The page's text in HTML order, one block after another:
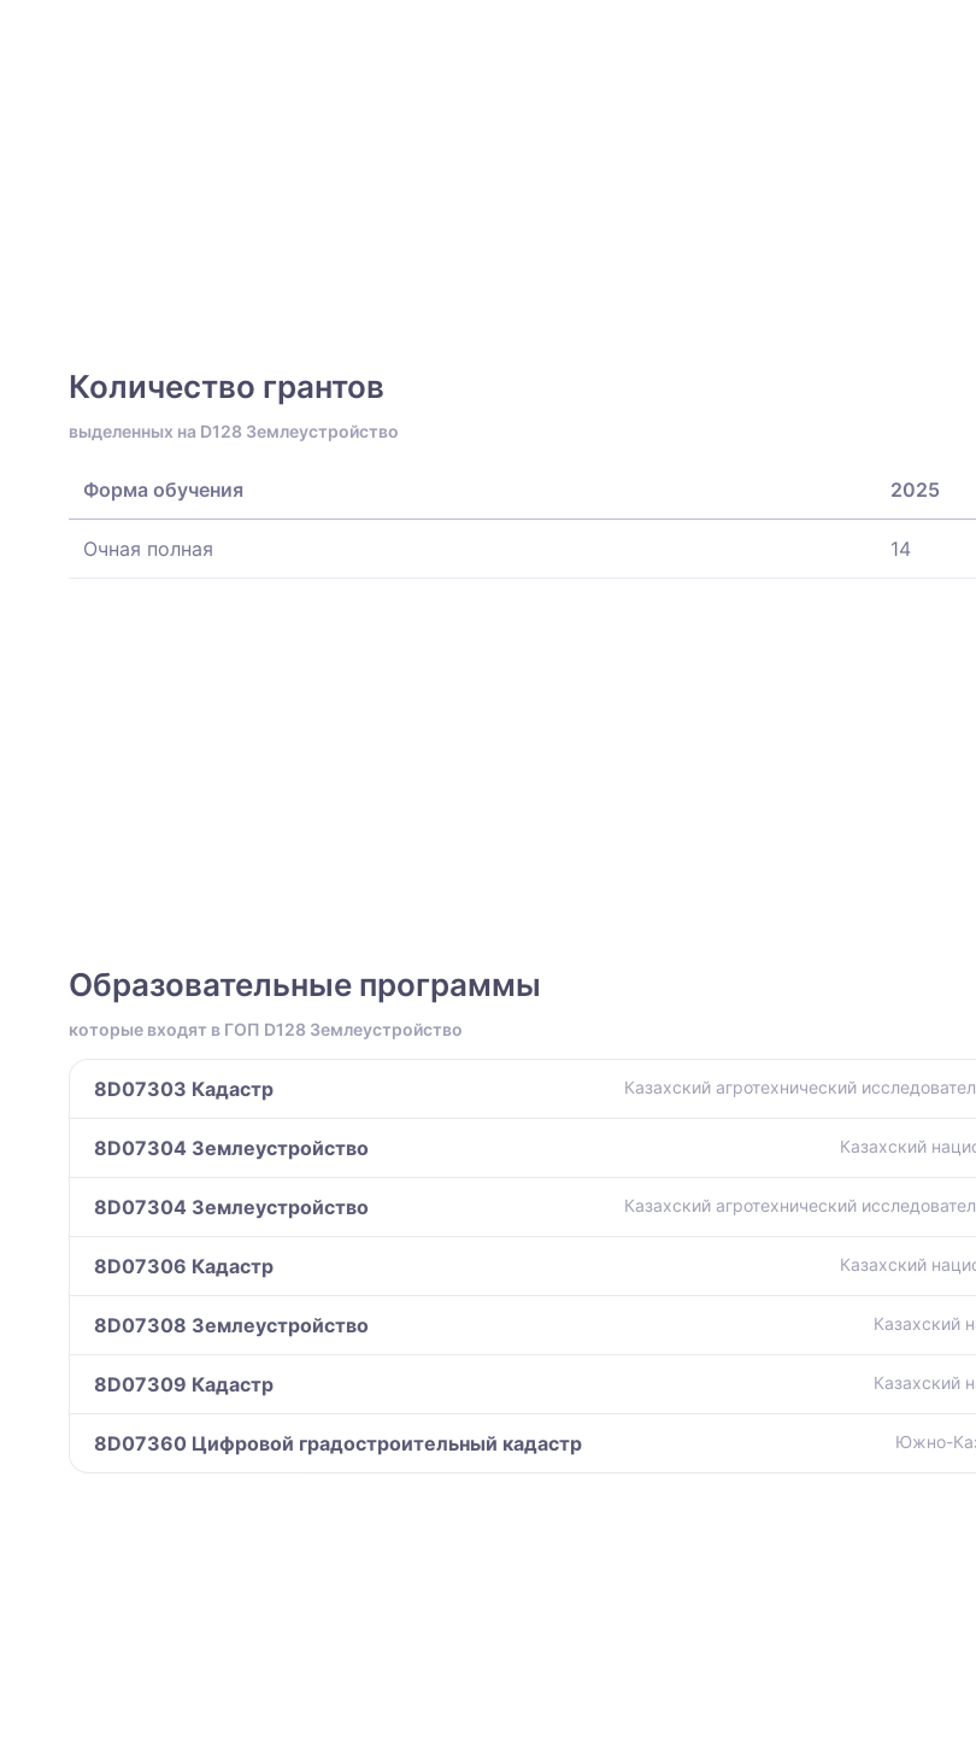
Количество грантов
выделенных на D128 Землеустройство
Форма обучения 2025
Очная полная 14
Образовательные программы
которые входят в ГОП D128 Землеустройство
8D07303 Кадастр Казахский агротехнический
8D07304 Землеустройство Казахский
8D07304 Землеустройство Казахский агротехнический
8D07306 Кадастр Казахский
8D07308 Землеустройство Казахский
8D07309 Кадастр Казахский
8D07360 Цифровой градостроительный кадастр Южно-